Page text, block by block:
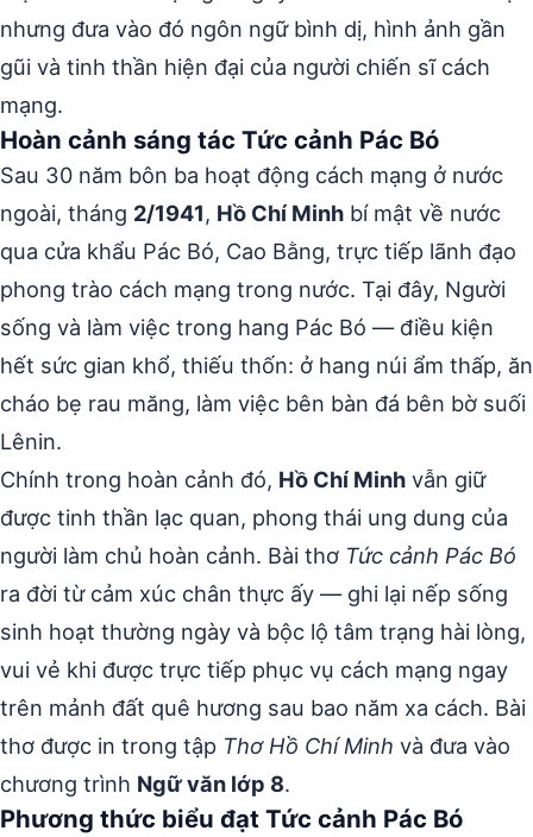
nhưng đưa vào đó ngôn ngữ bình dị, hình ảnh gần
gũi và tinh thần hiện đại của người chiến sĩ cách
mạng.
Hoàn cảnh sáng tác Tức cảnh Pác Bó
Sau 30 năm bôn ba hoạt động cách mạng ở nước
ngoài, tháng 2/1941, Hồ Chí Minh bí mật về nước
qua cửa khẩu Pác Bó, Cao Bằng, trực tiếp lãnh đạo
phong trào cách mạng trong nước. Tại đây, Người
sống và làm việc trong hang Pác Bó — điều kiện
hết sức gian khổ, thiếu thốn: ở hang núi ẩm thấp, ăn
cháo bẹ rau măng, làm việc bên bàn đá bên bờ suối
Lênin.
Chính trong hoàn cảnh đó, Hồ Chí Minh vẫn giữ
được tinh thần lạc quan, phong thái ung dung của
người làm chủ hoàn cảnh. Bài thơ Tức cảnh Pác Bó
ra đời từ cảm xúc chân thực ấy — ghi lại nếp sống
sinh hoạt thường ngày và bộc lộ tâm trạng hài lòng,
vui vẻ khi được trực tiếp phục vụ cách mạng ngay
trên mảnh đất quê hương sau bao năm xa cách. Bài
thơ được in trong tập Thơ Hồ Chí Minh và đưa vào
chương trình Ngữ văn lớp 8.
Phương thức biểu đạt Tức cảnh Pác Bó